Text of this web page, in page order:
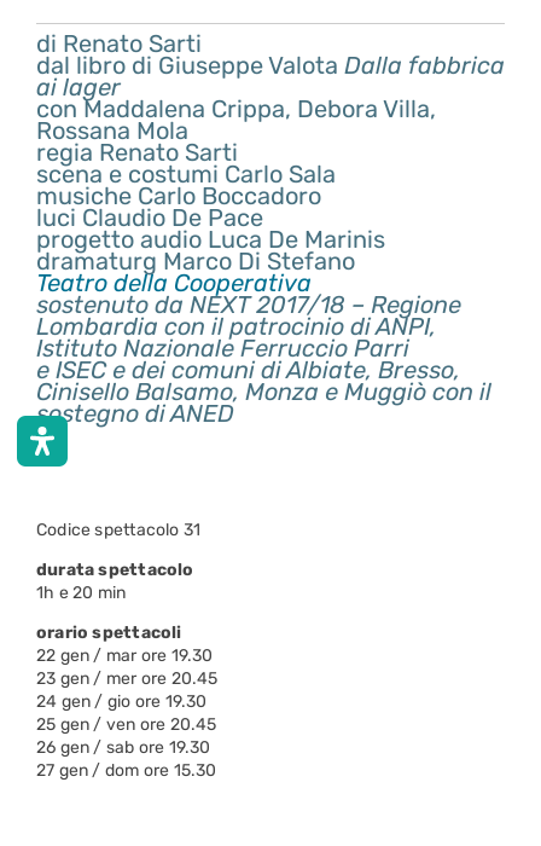
di Renato Sarti
dal libro di Giuseppe Valota Dalla fabbrica
ai lager
con Maddalena Crippa, Debora Villa,
Rossana Mola
regia Renato Sarti
scena e costumi Carlo Sala
musiche Carlo Boccadoro
luci Claudio De Pace
progetto audio Luca De Marinis
dramaturg Marco Di Stefano
Teatro della Cooperativa
sostenuto da NEXT 2017/18 – Regione
Lombardia con il patrocinio di ANPI,
Istituto Nazionale Ferruccio Parri
e ISEC e dei comuni di Albiate, Bresso,
Cinisello Balsamo, Monza e Muggiò con il
sostegno di ANED
Codice spettacolo 31
durata spettacolo
1h e 20 min
orario spettacoli
22 gen / mar ore 19.30
23 gen / mer ore 20.45
24 gen / gio ore 19.30
25 gen / ven ore 20.45
26 gen / sab ore 19.30
27 gen / dom ore 15.30